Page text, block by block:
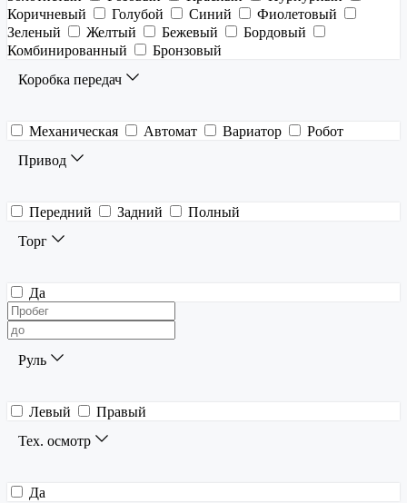
Коричневый
Голубой Синий
Фиолетовый
Зеленый
Желтый Бежевый
Бордовый
Комбинированный
Бронзовый
Коробка передач
Механическая Автомат Вариатор
Робот
Привод
Передний Задний
Полный
Торг
Да
Руль
Левый
Правый
Тех. осмотр
Да